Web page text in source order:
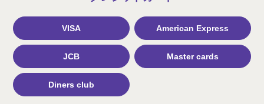
VISA American Express
JCB Master cards
Diners club